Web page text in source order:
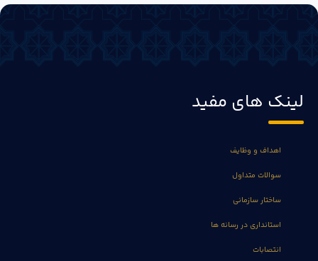
لینک های مفید
اهداف و وظایف
سوالات متداول
ساختار سازمانی
استانداری در رسانه ها
انتصابات